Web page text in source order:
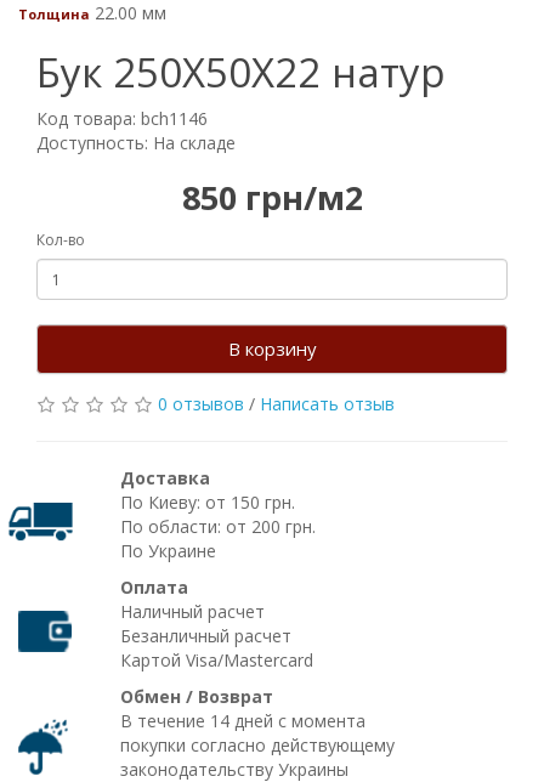
Толщина 22.00 мм
Бук 250Х50Х22 натур
Код товара: bch1146
Доступность: На складе
850 грн/м2
Кол-во
В корзину
0 отзывов / Написать отзыв
Доставка
По Киеву: от 150 грн.
По области: от 200 грн.
По Украине
Оплата
Наличный расчет
Безанличный расчет
Картой Visa/Mastercard
Обмен / Возврат
В течение 14 дней с момента
покупки согласно действующему
законодательству Украины